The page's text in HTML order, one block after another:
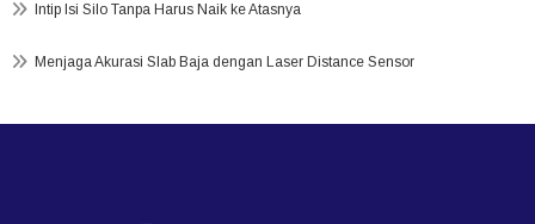
Intip Isi Silo Tanpa Harus Naik ke Atasnya
Menjaga Akurasi Slab Baja dengan Laser Distance Sensor